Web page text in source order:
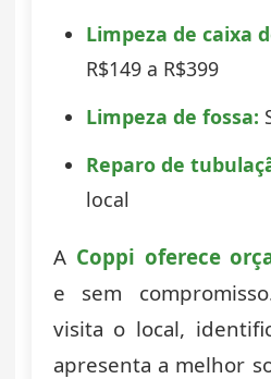
Limpeza de caixa
R$149 a R$399
Limpeza de fossa:
Reparo de
local
A Coppi oferece
e sem
visita o local,
apresenta a melhor